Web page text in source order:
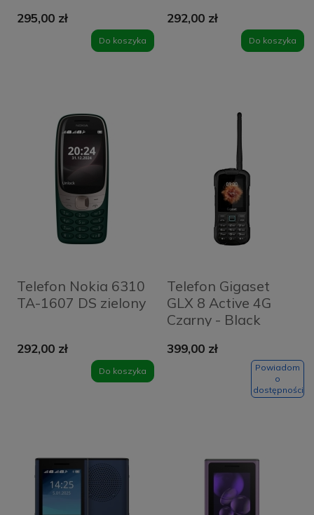
295,00 zł
Do koszyka
292,00 zł
Do koszyka
Telefon Nokia 6310
TA-1607 DS zielony
292,00 zł
Do koszyka
Telefon Gigaset
GLX 8 Active 4G
Czarny - Black
399,00 zł
Powiadom
o
dostępności